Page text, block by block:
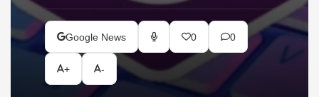
olarak yazılan kelimelerin ilk harflerini büyük
yapacağız.Yazının tüm harflerini büyük yapmayı
ToUpper(), tüm harfleri küçük yapmayı ToLower()
komutları ile sağlayacağız.Kelimelerin ilk
Google News 0 0
+ -